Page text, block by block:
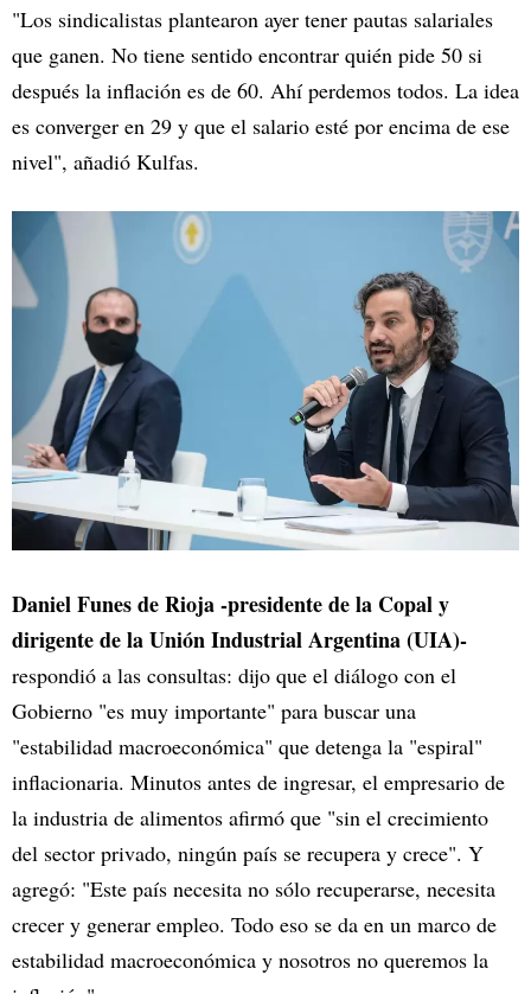
"Los sindicalistas plantearon ayer tener pautas salariales
que ganen. No tiene sentido encontrar quién pide 50 si
después la inflación es de 60. Ahí perdemos todos. La idea
es converger en 29 y que el salario esté por encima de ese
nivel", añadió Kulfas.
Daniel Funes de Rioja -presidente de la Copal y
dirigente de la Unión Industrial Argentina (UIA)-
respondió a las consultas: dijo que el diálogo con el
Gobierno "es muy importante" para buscar una
"estabilidad macroeconómica" que detenga la "espiral"
inflacionaria. Minutos antes de ingresar, el empresario de
la industria de alimentos afirmó que "sin el crecimiento
del sector privado, ningún país se recupera y crece". Y
agregó: "Este país necesita no sólo recuperarse, necesita
crecer y generar empleo. Todo eso se da en un marco de
estabilidad macroeconómica y nosotros no queremos la